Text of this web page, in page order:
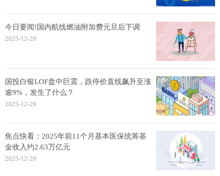
今日要闻!国内航线燃油附加费元旦后下调
2025-12-29
国投白银LOF盘中巨震，跌停价直线飙升至涨
逾9%，发生了什么？
2025-12-29
焦点快看：2025年前11个月基本医保统筹基
金收入约2.63万亿元
2025-12-29